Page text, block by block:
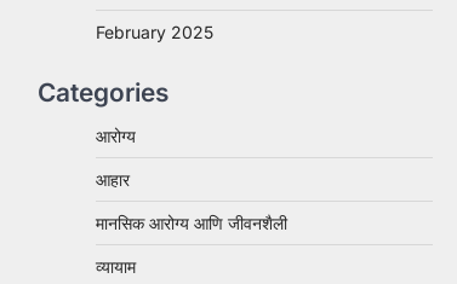
February 2025
Categories
आरोग्य
आहार
मानसिक आरोग्य आणि जीवनशैली
व्यायाम